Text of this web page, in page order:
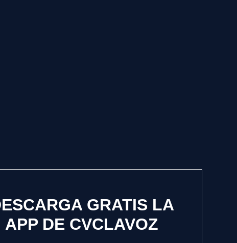
GRATIS LA
APP DE CVCLAVOZ